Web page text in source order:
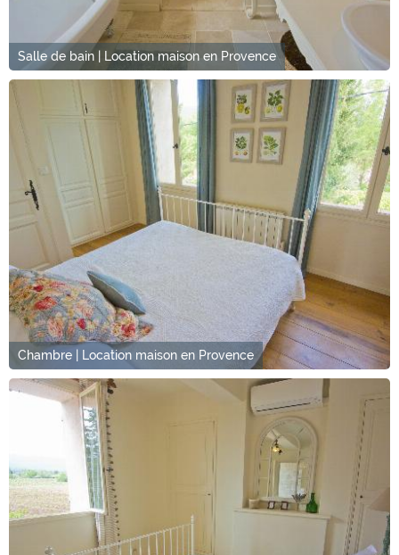
Salle de bain | Location maison en Provence
Chambre | Location maison en Provence